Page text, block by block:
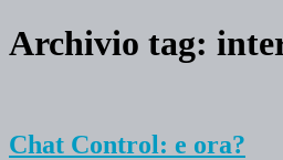
Archivio tag:
Chat Control: e ora?